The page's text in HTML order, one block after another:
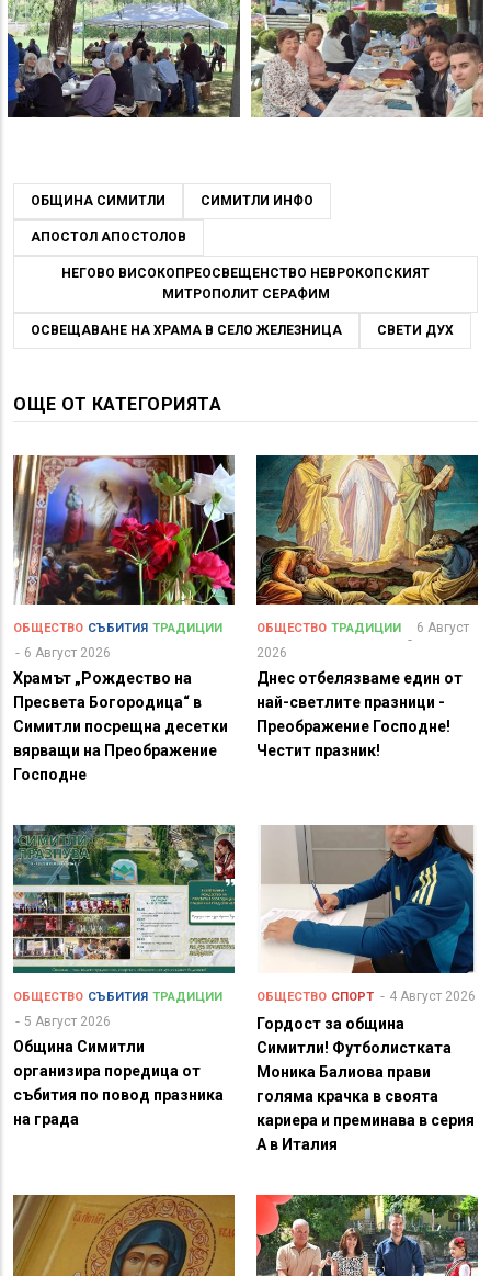
ОБЩИНА СИМИТЛИ СИМИТЛИ ИНФО
АПОСТОЛ АПОСТОЛОВ
НЕГОВО ВИСОКОПРЕОСВЕЩЕНСТВО НЕВРОКОПСКИЯТ
МИТРОПОЛИТ СЕРАФИМ
ОСВЕЩАВАНЕ НА ХРАМА В СЕЛО ЖЕЛЕЗНИЦА СВЕТИ ДУХ
ОЩЕ ОТ КАТЕГОРИЯТА
ОБЩЕСТВО СЪБИТИЯ ТРАДИЦИИ
6 Август 2026
Храмът „Рождество на
Пресвета Богородица“ в
Симитли посрещна десетки
вярващи на Преображение
Господне
ОБЩЕСТВО ТРАДИЦИИ
6 Август
2026
Днес отбелязваме един от
най-светлите празници -
Преображение Господне!
Честит празник!
ОБЩЕСТВО СЪБИТИЯ ТРАДИЦИИ
5 Август 2026
Община Симитли
организира поредица от
събития по повод празника
на града
ОБЩЕСТВО СПОРТ 4 Август 2026
Гордост за община
Симитли! Футболистката
Моника Балиова прави
голяма крачка в своята
кариера и преминава в серия
А в Италия